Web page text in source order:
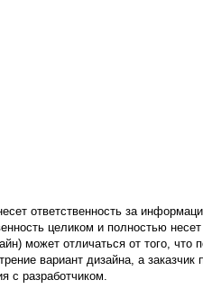
ответственность за
целиком и полностью несет
может отличаться от того, что
вариант дизайна, а заказчик
с разработчиком.